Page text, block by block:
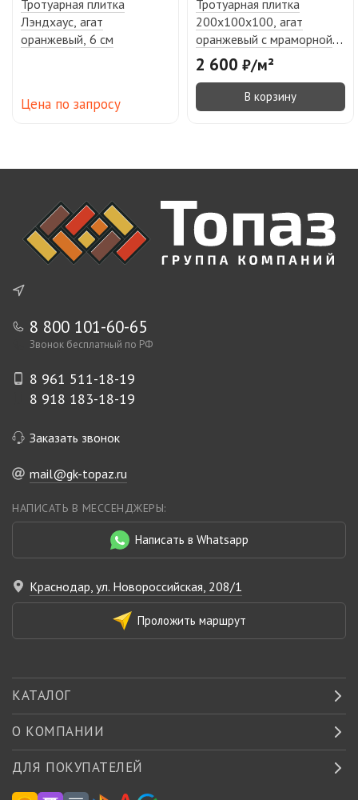
Тротуарная плитка
Лэндхаус, агат
оранжевый, 6 см
Цена по запросу
Тротуарная плитка
200х100х100, агат
оранжевый с мраморной
крошкой
2 600 ₽/м²
В корзину
8 800 101-60-65
Звонок бесплатный по РФ
8 961 511-18-19
8 918 183-18-19
Заказать звонок
mail@gk-topaz.ru
НАПИСАТЬ В МЕССЕНДЖЕРЫ:
Написать в Whatsapp
Краснодар, ул. Новороссийская, 208/1
Проложить маршрут
КАТАЛОГ
О КОМПАНИИ
ДЛЯ ПОКУПАТЕЛЕЙ